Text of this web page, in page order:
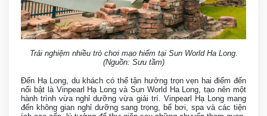
Trải nghiệm nhiều trò chơi mạo hiểm tại Sun World Ha Long.
(Nguồn: Sưu tầm)
Đến Hạ Long, du khách có thể tận hưởng trọn vẹn hai điểm đến
nổi bật là Vinpearl Hạ Long và Sun World Ha Long, tạo nên một
hành trình vừa nghỉ dưỡng vừa giải trí. Vinpearl Hạ Long mang
đến không gian nghỉ dưỡng sang trọng, bể bơi, spa và các tiện